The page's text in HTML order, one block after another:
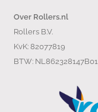
Over Rollers.nl
Rollers B.V.
KvK: 82077819
BTW: NL862328147B01